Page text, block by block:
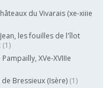
du Vivarais (xe-xiiie
les fouilles de l'îlot
(1)
XVe-XVIIIe
de Bressieux (Isère) (1)